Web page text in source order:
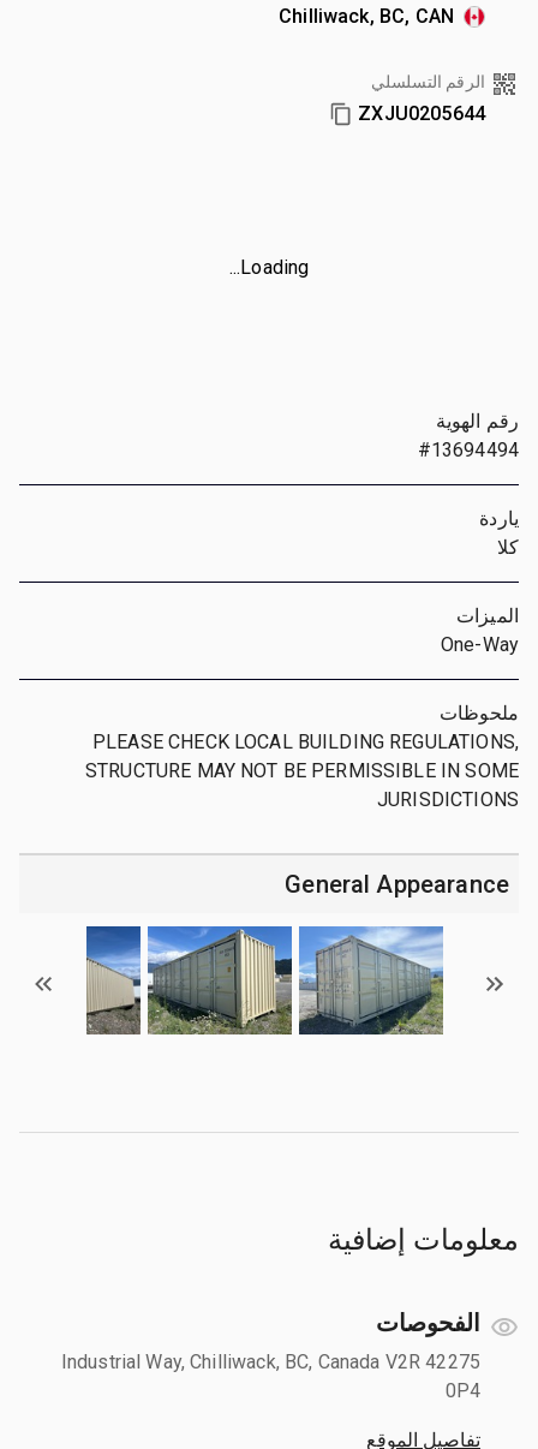
Chilliwack, BC, CAN
الرقم التسلسلي
ZXJU0205644
Loading...
رقم الهوية
#13694494
ياردة
كلا
الميزات
One-Way
ملحوظات
PLEASE CHECK LOCAL BUILDING REGULATIONS,
STRUCTURE MAY NOT BE PERMISSIBLE IN SOME
JURISDICTIONS
General Appearance
معلومات إضافية
الفحوصات
42275 Industrial Way, Chilliwack, BC, Canada V2R
0P4
تفاصيل الموقع